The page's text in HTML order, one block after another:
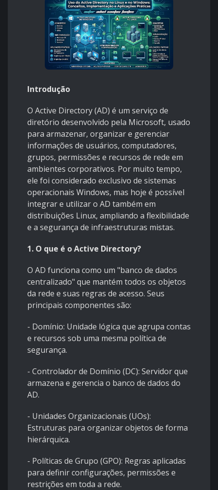
Introdução
O Active Directory (AD) é um serviço de
diretório desenvolvido pela Microsoft, usado
para armazenar, organizar e gerenciar
informações de usuários, computadores,
grupos, permissões e recursos de rede em
ambientes corporativos. Por muito tempo,
ele foi considerado exclusivo de sistemas
operacionais Windows, mas hoje é possível
integrar e utilizar o AD também em
distribuições Linux, ampliando a flexibilidade
e a segurança de infraestruturas mistas.
1. O que é o Active Directory?
O AD funciona como um "banco de dados
centralizado" que mantém todos os objetos
da rede e suas regras de acesso. Seus
principais componentes são:
- Domínio: Unidade lógica que agrupa contas
e recursos sob uma mesma política de
segurança.
- Controlador de Domínio (DC): Servidor que
armazena e gerencia o banco de dados do
AD.
- Unidades Organizacionais (UOs):
Estruturas para organizar objetos de forma
hierárquica.
- Políticas de Grupo (GPO): Regras aplicadas
para definir configurações, permissões e
restrições em toda a rede.